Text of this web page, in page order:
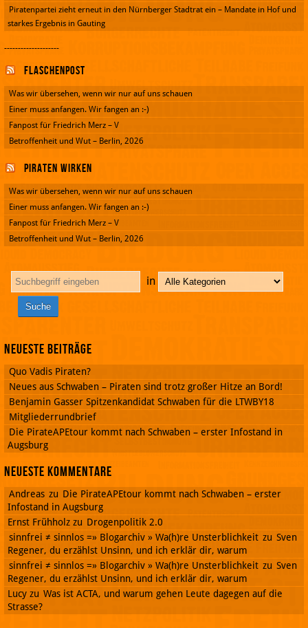
Piratenpartei zieht erneut in den Nürnberger Stadtrat ein – Mandate in Hof und
starkes Ergebnis in Gauting
--------------------
Flaschenpost
Was wir übersehen, wenn wir nur auf uns schauen
Einer muss anfangen. Wir fangen an :-)
Fanpost für Friedrich Merz – V
Betroffenheit und Wut – Berlin, 2026
Piraten wirken
Was wir übersehen, wenn wir nur auf uns schauen
Einer muss anfangen. Wir fangen an :-)
Fanpost für Friedrich Merz – V
Betroffenheit und Wut – Berlin, 2026
in
Neueste Beiträge
Quo Vadis Piraten?
Neues aus Schwaben – Piraten sind trotz großer Hitze an Bord!
Benjamin Gasser Spitzenkandidat Schwaben für die LTWBY18
Mitgliederrundbrief
Die PirateAPEtour kommt nach Schwaben – erster Infostand in
Augsburg
Neueste Kommentare
Andreas zu Die PirateAPEtour kommt nach Schwaben – erster
Infostand in Augsburg
Ernst Frühholz zu Drogenpolitik 2.0
sinnfrei ≠ sinnlos =» Blogarchiv » Wa(h)re Unsterblichkeit zu Sven
Regener, du erzählst Unsinn, und ich erklär dir, warum
sinnfrei ≠ sinnlos =» Blogarchiv » Wa(h)re Unsterblichkeit zu Sven
Regener, du erzählst Unsinn, und ich erklär dir, warum
Lucy zu Was ist ACTA, und warum gehen Leute dagegen auf die
Strasse?